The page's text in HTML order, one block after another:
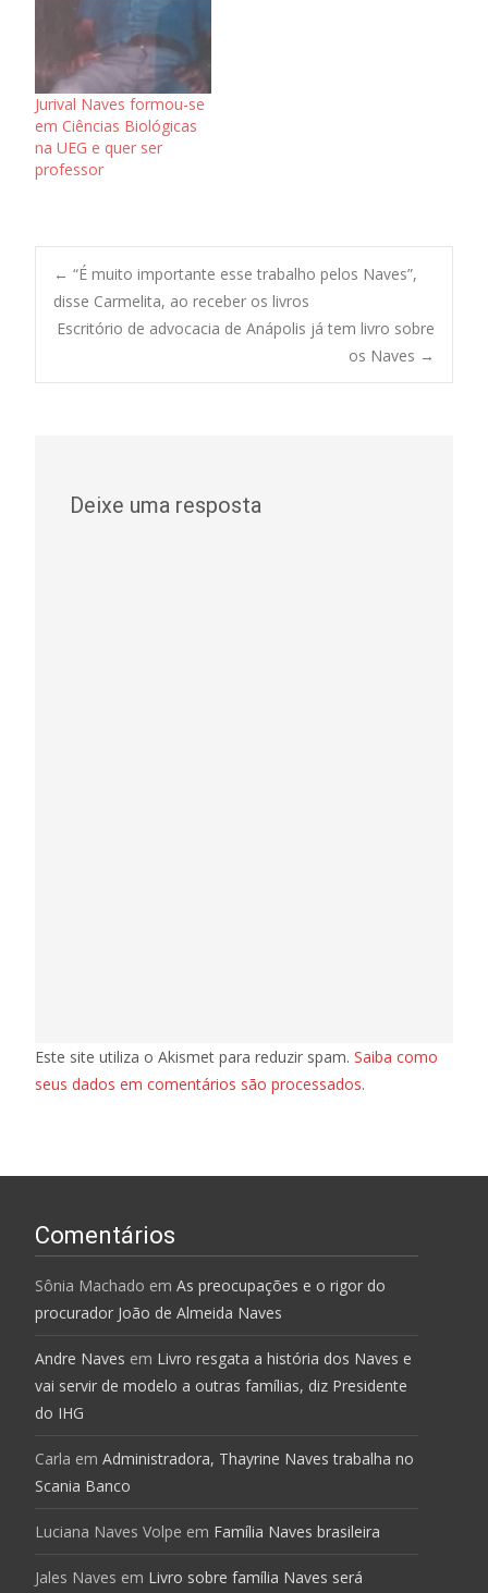
Jurival Naves formou-se
em Ciências Biológicas
na UEG e quer ser
professor
Post
navigation
← “É muito importante esse trabalho pelos Naves”,
disse Carmelita, ao receber os livros
Escritório de advocacia de Anápolis já tem livro sobre
os Naves →
Deixe uma resposta
Este site utiliza o Akismet para reduzir spam. Saiba como
seus dados em comentários são processados.
Comentários
Sônia Machado em As preocupações e o rigor do
procurador João de Almeida Naves
Andre Naves em Livro resgata a história dos Naves e
vai servir de modelo a outras famílias, diz Presidente
do IHG
Carla em Administradora, Thayrine Naves trabalha no
Scania Banco
Luciana Naves Volpe em Família Naves brasileira
Jales Naves em Livro sobre família Naves será